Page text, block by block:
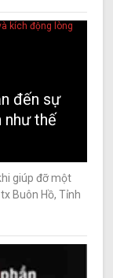
đến sự
như thế
giúp đỡ một
Buôn Hồ, Tỉnh